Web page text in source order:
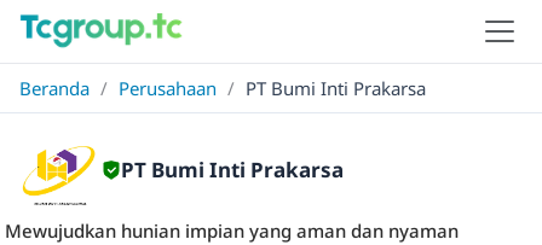
Beranda / Perusahaan / PT Bumi Inti Prakarsa
PT Bumi Inti Prakarsa
Mewujudkan hunian impian yang aman dan nyaman